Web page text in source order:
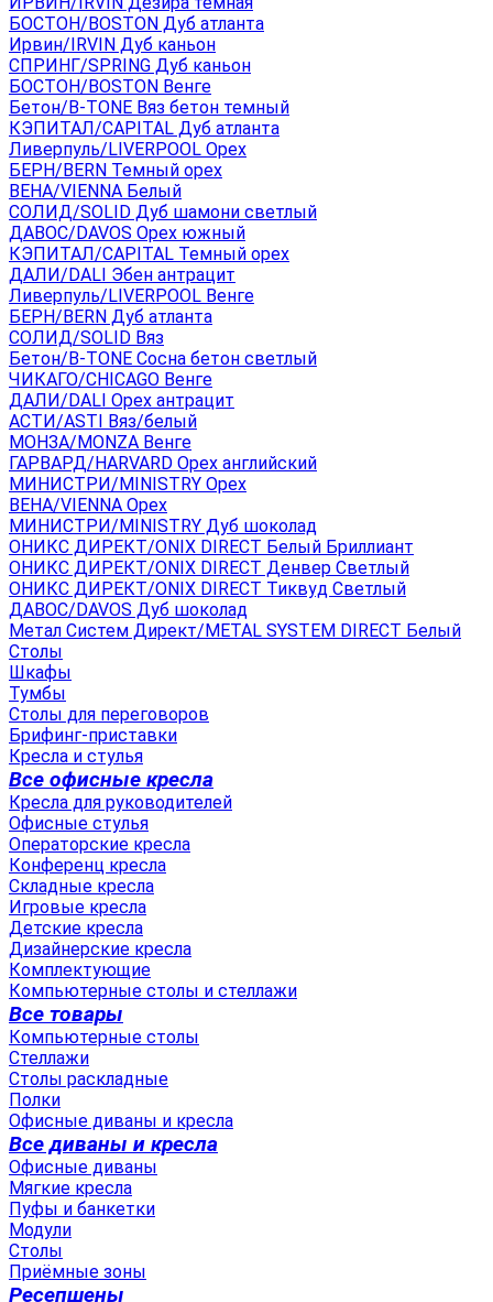
БОСТОН/BOSTON Дуб атланта
Ирвин/IRVIN Дуб каньон
СПРИНГ/SPRING Дуб каньон
БОСТОН/BOSTON Венге
Бетон/B-TONE Вяз бетон темный
КЭПИТАЛ/CAPITAL Дуб атланта
Ливерпуль/LIVERPOOL Орех
БЕРН/BERN Темный орех
ВЕНА/VIENNA Белый
СОЛИД/SOLID Дуб шамони светлый
ДАВОС/DAVOS Орех южный
КЭПИТАЛ/CAPITAL Темный орех
ДАЛИ/DALI Эбен антрацит
Ливерпуль/LIVERPOOL Венге
БЕРН/BERN Дуб атланта
СОЛИД/SOLID Вяз
Бетон/B-TONE Сосна бетон светлый
ЧИКАГО/CHICAGO Венге
ДАЛИ/DALI Орех антрацит
АСТИ/ASTI Вяз/белый
МОНЗА/MONZA Венге
ГАРВАРД/HARVARD Орех английский
МИНИСТРИ/MINISTRY Орех
ВЕНА/VIENNA Орех
МИНИСТРИ/MINISTRY Дуб шоколад
ОНИКС ДИРЕКТ/ONIX DIRECT Белый Бриллиант
ОНИКС ДИРЕКТ/ONIX DIRECT Денвер Светлый
ОНИКС ДИРЕКТ/ONIX DIRECT Тиквуд Светлый
ДАВОС/DAVOS Дуб шоколад
Метал Систем Директ/METAL SYSTEM DIRECT Белый
Столы
Шкафы
Тумбы
Столы для переговоров
Брифинг-приставки
Кресла и стулья
Все офисные кресла
Кресла для руководителей
Офисные стулья
Операторские кресла
Конференц кресла
Складные кресла
Игровые кресла
Детские кресла
Дизайнерские кресла
Комплектующие
Компьютерные столы и стеллажи
Все товары
Компьютерные столы
Стеллажи
Столы раскладные
Полки
Офисные диваны и кресла
Все диваны и кресла
Офисные диваны
Мягкие кресла
Пуфы и банкетки
Модули
Столы
Приёмные зоны
Ресепшены